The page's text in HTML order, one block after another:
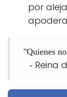
por
"Quienes
- Reina